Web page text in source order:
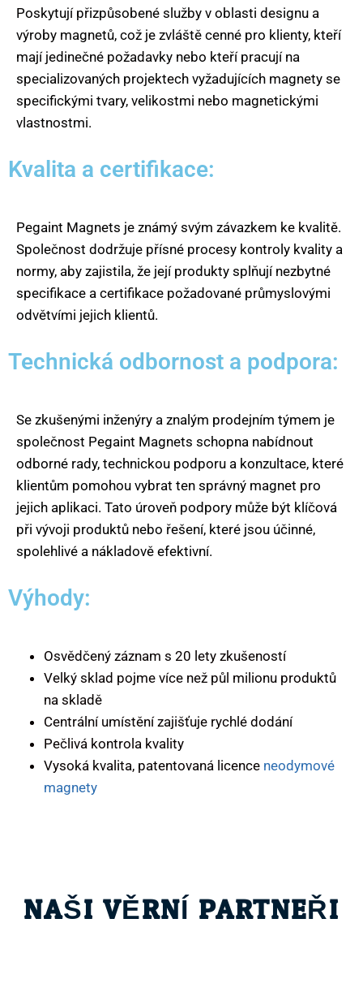
Poskytují přizpůsobené služby v oblasti designu a
výroby magnetů, což je zvláště cenné pro klienty, kteří
mají jedinečné požadavky nebo kteří pracují na
specializovaných projektech vyžadujících magnety se
specifickými tvary, velikostmi nebo magnetickými
vlastnostmi.
Kvalita a certifikace:
Pegaint Magnets je známý svým závazkem ke kvalitě.
Společnost dodržuje přísné procesy kontroly kvality a
normy, aby zajistila, že její produkty splňují nezbytné
specifikace a certifikace požadované průmyslovými
odvětvími jejich klientů.
Technická odbornost a podpora:
Se zkušenými inženýry a znalým prodejním týmem je
společnost Pegaint Magnets schopna nabídnout
odborné rady, technickou podporu a konzultace, které
klientům pomohou vybrat ten správný magnet pro
jejich aplikaci. Tato úroveň podpory může být klíčová
při vývoji produktů nebo řešení, které jsou účinné,
spolehlivé a nákladově efektivní.
Výhody:
Osvědčený záznam s 20 lety zkušeností
Velký sklad pojme více než půl milionu produktů
na skladě
Centrální umístění zajišťuje rychlé dodání
Pečlivá kontrola kvality
Vysoká kvalita, patentovaná licence neodymové
magnety
NAŠI VĚRNÍ PARTNEŘI